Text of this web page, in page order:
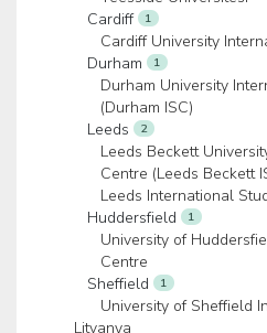
Cardiff
1
Cardiff University
Durham
1
Durham University
(Durham ISC)
Leeds
2
Leeds Beckett
Centre (Leeds Beckett
Leeds International
Huddersfield
1
University of
Centre
Sheffield
1
University of Sheffield
Litvanya